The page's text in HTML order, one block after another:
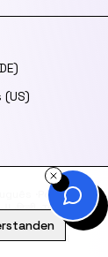
Polski
·हिन्दी ·Türkçe
·Română ·